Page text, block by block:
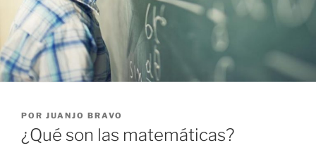
POR JUANJO BRAVO
¿Qué son las matemáticas?